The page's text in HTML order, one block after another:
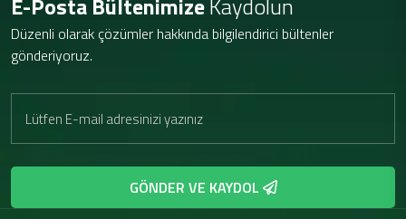
Düzenli olarak çözümler hakkında bilgilendirici bültenler
gönderiyoruz.
GÖNDER VE KAYDOL